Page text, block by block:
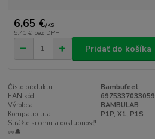
6,65 €/ks
5,41 € bez DPH
Pridať do košíka
Číslo produktu:
Bambufeet
EAN kód:
6975337033059
Výrobca:
BAMBULAB
Kompatibilita:
P1P, X1, P1S
Strážte si cenu a dostupnosť!
👀🔔